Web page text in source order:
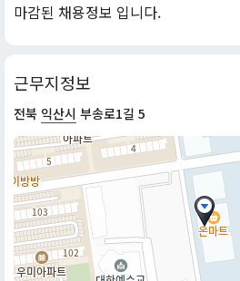
마감된 채용정보 입니다.
근무지정보
전북 익산시 부송로1길 5